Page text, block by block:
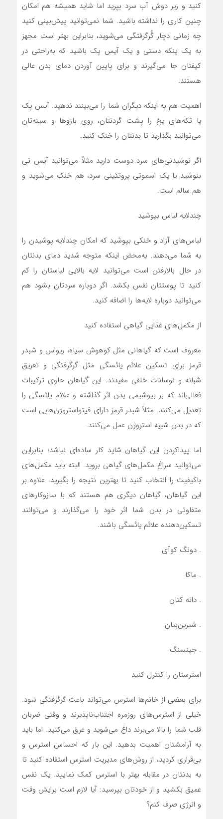
کنید و زیر دوش آب سرد بپرید اما شاید همیشه هم امکان
چنین کاری را نداشته باشید. شما نمی‌توانید پیش‌بینی کنید
چه زمانی دچار گُرگرفتگی می‌شوید، بنابراین بهتر است مجهز
به یک پنکه دستی و یک آیس پک باشید که به‌راحتی در
کیفتان جا می‌گیرند و برای پایین آوردن دمای بدن عالی
هستند.
اهمیت هم به اینکه دیگران شما را می‌بینند ندهید. آیس پک
یا تکه‌های یخ را پشت گردنتان، روی بازوها و سینه‌تان
می‌توانید بگذارید تا بدنتان را خنک کنید.
اگر نوشیدنی‌های سرد دوست دارید مثلاً می‌توانید آیس تی
بنوشید یا یک اسموتی پروتئینی سرد، هم خنک می‌شوید و
هم سالم است.
چندلایه لباس بپوشید
لباس‌های آزاد و خنکی بپوشید که امکان چندلایه پوشیدن را
به شما می‌دهند. به‌محض اینکه متوجه شدید دمای بدنتان
در حال بالارفتن است می‌توانید لایه بالایی لباستان را کم
کنید تا پوستتان نفس بکشد. اگر دوباره سردتان بشود هم
می‌توانید دوباره لایه‌ها را اضافه کنید.
از مکمل‌های غذایی گیاهی استفاده کنید
معروف است که گیاهانی مثل کوهوش سیاه، ریواس و شبدر
قرمز برای تسکین علائم یائسگی مثل گرگرفتگی و تعریق
شبانه و نوسانات خلقی مفیدند. این گیاهان حاوی ترکیبات
فعالی‌اند که بر بیوشیمی بدن اثر گذاشته و علائم یائسگی را
تعدیل می‌کنند. مثلاً شبدر قرمز دارای فیتواستروژن‌هایی است
که در بدن شبیه استروژن عمل می‌کنند.
اما پیداکردن این گیاهان شاید کار ساده‌ای نباشد؛ بنابراین
می‌توانید سراغ مکمل‌های گیاهی بروید. البته باید مکمل‌های
باکیفیت را انتخاب کنید تا بهترین نتیجه را بگیرید. علاوه بر
این گیاهان، گیاهان دیگری هم هستند که با سازوکارهای
متفاوتی در بدن شما اثر خود را می‌گذارند و می‌توانند
تسکین‌دهنده علائم یائسگی باشند.
. دونگ کوآی
. ماکا
. دانه کتان
. شیرین‌بیان
. جینسنگ
استرستان را کنترل کنید
برای بعضی از خانم‌ها استرس می‌تواند باعث گرگرفتگی شود.
خیلی از استرس‌های روزمره اجتناب‌ناپذیرند و وقتی ضربان
قلب شما را بالا می‌برند داغ می‌شوید و عرق می‌کنید. اما باید
به آرامشتان اهمیت بدهید. این بار که احساس استرس و
بی‌قراری کردید، از روش‌های مدیریت استرس استفاده کنید تا
به بدنتان در مقابله بهتر با استرس کمک نمایید. یک نفس
عمیق بکشید و از خودتان بپرسید: آیا لازم است برایش وقت
و انرژی صرف کنم؟